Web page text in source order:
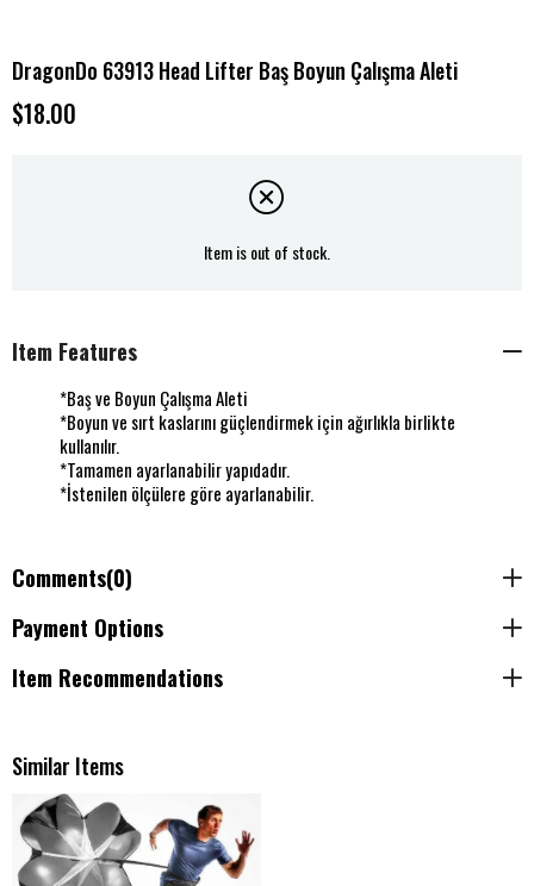
DragonDo 63913 Head Lifter Baş Boyun Çalışma Aleti
$18.00
Item is out of stock.
Item Features
*Baş ve Boyun Çalışma Aleti
*Boyun ve sırt kaslarını güçlendirmek için ağırlıkla birlikte
kullanılır.
*Tamamen ayarlanabilir yapıdadır.
*İstenilen ölçülere göre ayarlanabilir.
Comments(0)
Payment Options
Item Recommendations
Similar Items